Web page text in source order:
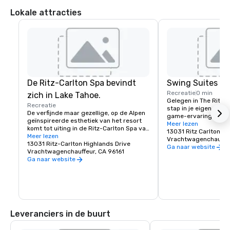
Lokale attracties
De Ritz-Carlton Spa bevindt
zich in Lake Tahoe.
Recreatie
De verfijnde maar gezellige, op de Alpen
geïnspireerde esthetiek van het resort
komt tot uiting in de Ritz-Carlton Spa van
17.000 m², met 16 behandelkamers, een
verwarmd buitenzwembad om baantjes
te trekken en een natte ruimte. Alleen
voor volwassenen.
Meer lezen
13031 Ritz-Carlton Highlands Drive
Vrachtwagenchauffeur, CA 96161
Ga naar website
Swing Suites
Recreatie0 min
Gelegen in The Ritz-
stap in je eigen
game-ervaring. De
bieden het hele jaar
privésimulators,
cocktails, een
persoonlijke
Meer lezen
13031 Ritz Carlton
Ga naar website
Leveranciers in de buurt